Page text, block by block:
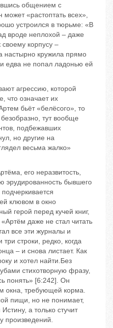
общением с
«растоптать всех»,
устроился в тюрьме: «В
вроде неплохой – даже
корпусу –
настырно кружила прямо
едва не попал ладонью ей
агрессию, которой
что означает их
бьёт «белёсого», то
тут вообще
подбежавших
но другие на
весьма жалко»
его неразвитость,
эрудированность бывшего
клювом в окно
герой перед кучей книг,
даже не стал читать
все эти журналы и
строки, редко, когда
– и снова листает. Как
и хотел найти.Без
стихотворную фразу,
понять» [6:242]. Он
окна, требующей корма.
пищи, но не понимает,
а только стучит
произведений.